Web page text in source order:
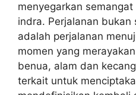
menyegarkan
indra. Perjalanan bukan
adalah perjalanan
momen yang
benua, alam dan
terkait untuk